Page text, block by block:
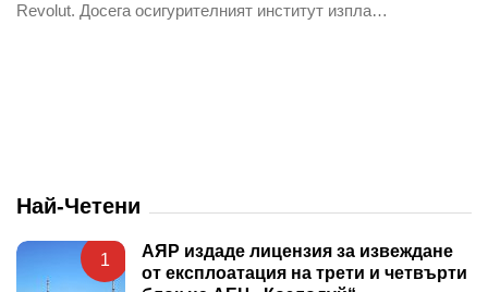
Revolut. Досега осигурителният институт изпла…
Най-Четени
1
АЯР издаде лицензия за извеждане
от експлоатация на трети и четвърти